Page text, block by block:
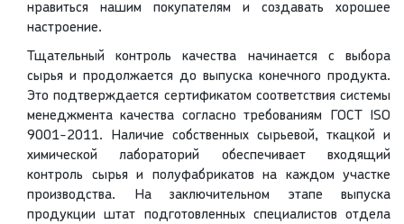
нравиться нашим покупателям и создавать хорошее
настроение.
Тщательный контроль качества начинается с выбора
сырья и продолжается до выпуска конечного продукта.
Это подтверждается сертификатом соответствия системы
менеджмента качества согласно требованиям ГОСТ ISO
9001-2011. Наличие собственных сырьевой, ткацкой и
химической лабораторий обеспечивает входящий
контроль сырья и полуфабрикатов на каждом участке
производства. На заключительном этапе выпуска
продукции штат подготовленных специалистов отдела